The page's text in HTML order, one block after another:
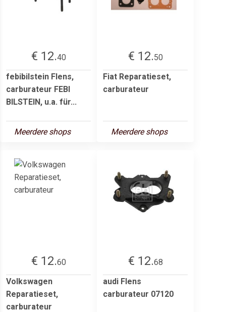
€ 12.40
febibilstein Flens,
carburateur FEBI
BILSTEIN, u.a. für...
Meerdere shops
€ 12.50
Fiat Reparatieset,
carburateur
Meerdere shops
€ 12.60
Volkswagen
Reparatieset,
carburateur
€ 12.68
audi Flens
carburateur 07120